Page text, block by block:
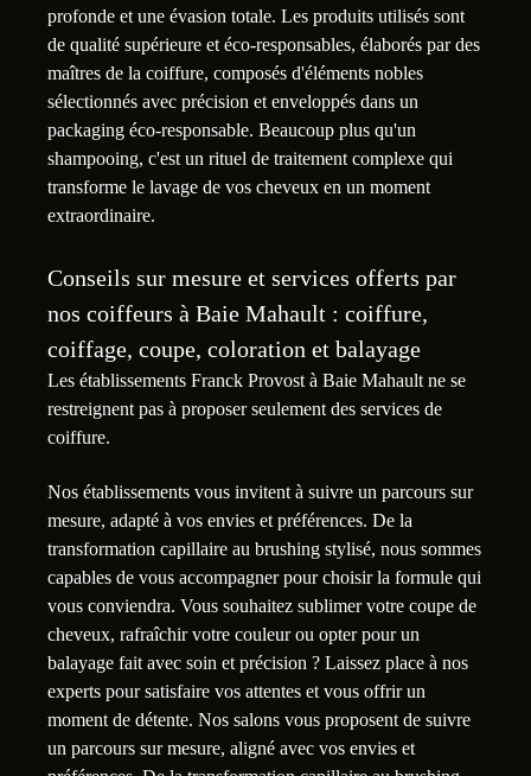
profonde et une évasion totale. Les produits utilisés sont
de qualité supérieure et éco-responsables, élaborés par des
maîtres de la coiffure, composés d'éléments nobles
sélectionnés avec précision et enveloppés dans un
packaging éco-responsable. Beaucoup plus qu'un
shampooing, c'est un rituel de traitement complexe qui
transforme le lavage de vos cheveux en un moment
extraordinaire.
Conseils sur mesure et services offerts par
nos coiffeurs à Baie Mahault : coiffure,
coiffage, coupe, coloration et balayage
Les établissements Franck Provost à Baie Mahault ne se
restreignent pas à proposer seulement des services de
coiffure.
Nos établissements vous invitent à suivre un parcours sur
mesure, adapté à vos envies et préférences. De la
transformation capillaire au brushing stylisé, nous sommes
capables de vous accompagner pour choisir la formule qui
vous conviendra. Vous souhaitez sublimer votre coupe de
cheveux, rafraîchir votre couleur ou opter pour un
balayage fait avec soin et précision ? Laissez place à nos
experts pour satisfaire vos attentes et vous offrir un
moment de détente. Nos salons vous proposent de suivre
un parcours sur mesure, aligné avec vos envies et